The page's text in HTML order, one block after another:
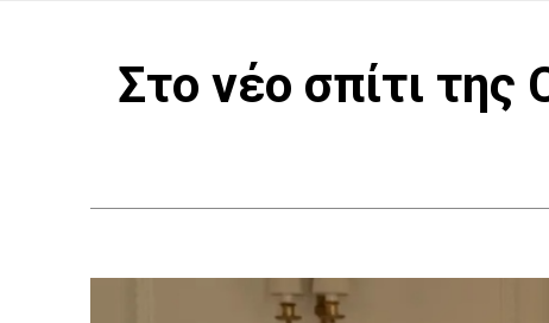
Στο νέο σπίτι της